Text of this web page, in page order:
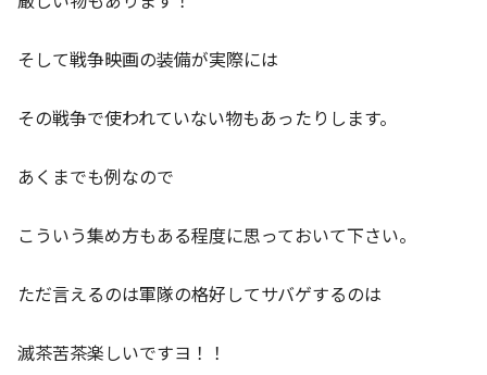
そして戦争映画の装備が実際には
その戦争で使われていない物もあったりします。
あくまでも例なので
こういう集め方もある程度に思っておいて下さい。
ただ言えるのは軍隊の格好してサバゲするのは
滅茶苦茶楽しいですヨ！！